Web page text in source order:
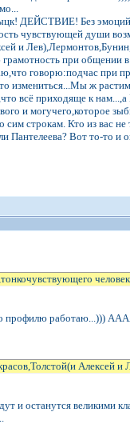
ДЕЙСТВИЕ! Без
чувствующей души
и
при
говорю:подчас при
измениться...Мы ж
всё приходяще к
и могучего,которое
строкам. Кто из вас
Пантелеева? Вот то-то и
профилю работаю...)))
Алексей и
и останутся великими